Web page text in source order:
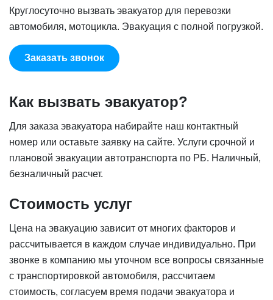
Круглосуточно вызвать эвакуатор для перевозки
автомобиля, мотоцикла. Эвакуация с полной погрузкой.
Заказать звонок
Как вызвать эвакуатор?
Для заказа эвакуатора набирайте наш контактный
номер или оставьте заявку на сайте. Услуги срочной и
плановой эвакуации автотранспорта по РБ. Наличный,
безналичный расчет.
Стоимость услуг
Цена на эвакуацию зависит от многих факторов и
рассчитывается в каждом случае индивидуально. При
звонке в компанию мы уточном все вопросы связанные
с транспортировкой автомобиля, рассчитаем
стоимость, согласуем время подачи эвакуатора и